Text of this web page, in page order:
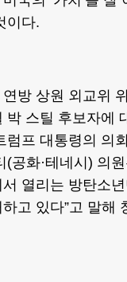
이다.
방 상원 외교위
박 스틸 후보자에
럼프 대통령의 의
공화·테네시) 의원
열리는 방탄소
고 있다”고 말해